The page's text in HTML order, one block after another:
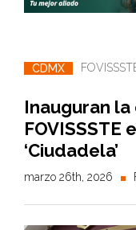
CDMX
Inauguran
FOVISSSTE
‘Ciudadela’
marzo 26th, 2026